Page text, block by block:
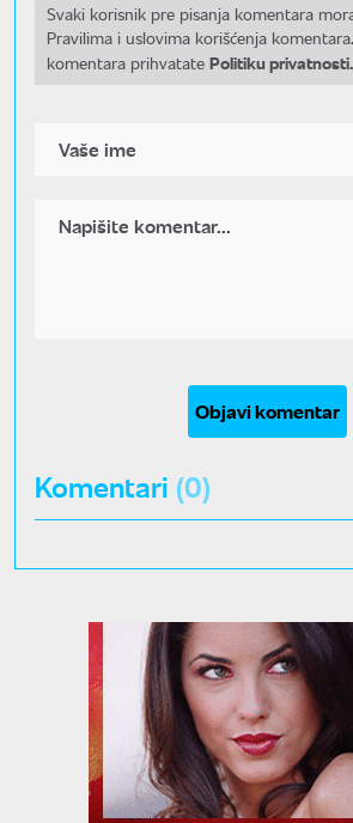
Svaki korisnik pre pisanja komentara
Pravilima i uslovima korišćenja
komentara prihvatate Politiku privatnosti.
Objavi komentar
Komentari (0)